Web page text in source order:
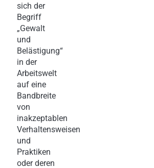
sich der
Begriff
„Gewalt
und
Belästigung“
in der
Arbeitswelt
auf eine
Bandbreite
von
inakzeptablen
Verhaltensweisen
und
Praktiken
oder deren